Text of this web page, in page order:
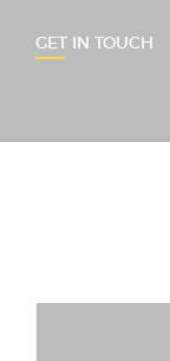
GET IN TOUCH